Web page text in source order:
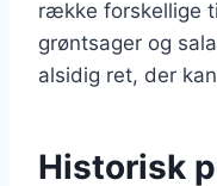
række forskellige
grøntsager og
alsidig ret, der
Historisk